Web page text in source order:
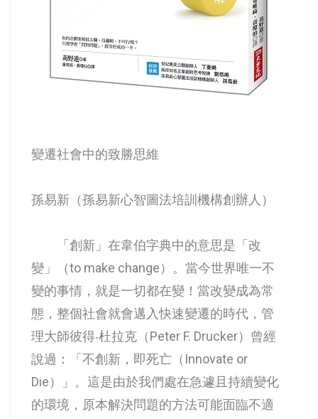
變遷社會中的致勝思維
孫易新（孫易新心智圖法培訓機構創辦人）
「創新」在韋伯字典中的意思是「改
變」（to make change）。當今世界唯一不
變的事情，就是一切都在變！當改變成為常
態，整個社會就會邁入快速變遷的時代，管
理大師彼得‧杜拉克（Peter F. Drucker）曾經
說過：「不創新，即死亡（Innovate or
Die）」。這是由於我們處在急遽且持續變化
的環境，原本解決問題的方法可能面臨不適